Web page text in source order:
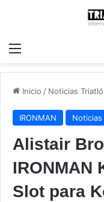
Inicio / Noticias
IRONMAN
Alistair
IRONMAN
Slot para